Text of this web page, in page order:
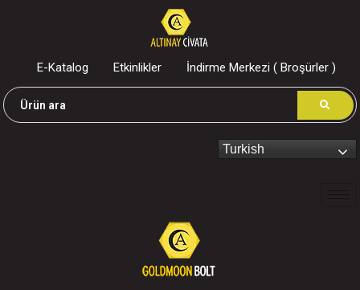
E-Katalog Etkinlikler İndirme Merkezi ( Broşürler )
Turkish